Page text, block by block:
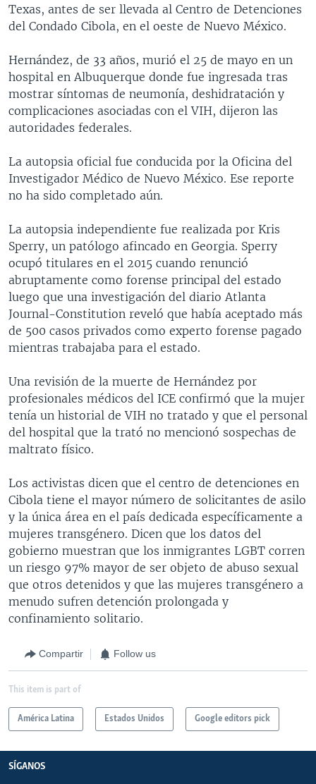
Texas, antes de ser llevada al Centro de Detenciones
del Condado Cibola, en el oeste de Nuevo México.
Hernández, de 33 años, murió el 25 de mayo en un
hospital en Albuquerque donde fue ingresada tras
mostrar síntomas de neumonía, deshidratación y
complicaciones asociadas con el VIH, dijeron las
autoridades federales.
La autopsia oficial fue conducida por la Oficina del
Investigador Médico de Nuevo México. Ese reporte
no ha sido completado aún.
La autopsia independiente fue realizada por Kris
Sperry, un patólogo afincado en Georgia. Sperry
ocupó titulares en el 2015 cuando renunció
abruptamente como forense principal del estado
luego que una investigación del diario Atlanta
Journal-Constitution reveló que había aceptado más
de 500 casos privados como experto forense pagado
mientras trabajaba para el estado.
Una revisión de la muerte de Hernández por
profesionales médicos del ICE confirmó que la mujer
tenía un historial de VIH no tratado y que el personal
del hospital que la trató no mencionó sospechas de
maltrato físico.
Los activistas dicen que el centro de detenciones en
Cibola tiene el mayor número de solicitantes de asilo
y la única área en el país dedicada específicamente a
mujeres transgénero. Dicen que los datos del
gobierno muestran que los inmigrantes LGBT corren
un riesgo 97% mayor de ser objeto de abuso sexual
que otros detenidos y que las mujeres transgénero a
menudo sufren detención prolongada y
confinamiento solitario.
Compartir Follow us
This item is part of
América Latina Estados Unidos Google editors pick
SÍGANOS